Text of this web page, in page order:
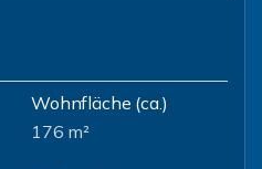
Wohnfläche (ca.)
176 m²